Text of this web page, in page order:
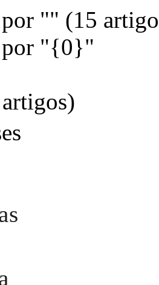
"" (15
por "{0}"